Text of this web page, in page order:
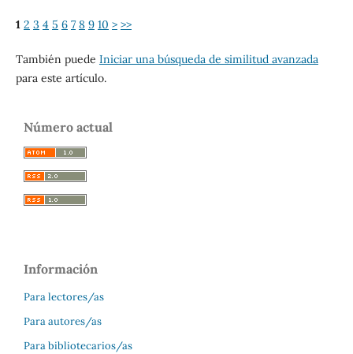
1 2 3 4 5 6 7 8 9 10 > >>
También puede Iniciar una búsqueda de similitud avanzada
para este artículo.
Número actual
Información
Para lectores/as
Para autores/as
Para bibliotecarios/as